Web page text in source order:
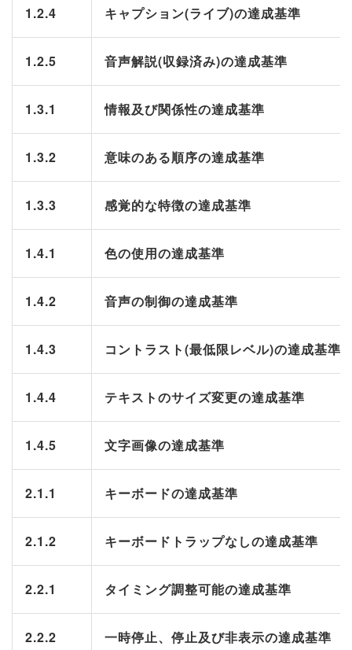
1.2.4 キャプション(ライブ)の達成基準
1.2.5 音声解説(収録済み)の達成基準
1.3.1 情報及び関係性の達成基準
1.3.2 意味のある順序の達成基準
1.3.3 感覚的な特徴の達成基準
1.4.1 色の使用の達成基準
1.4.2 音声の制御の達成基準
1.4.3 コントラスト(最低限レベル)の達成基準
1.4.4 テキストのサイズ変更の達成基準
1.4.5 文字画像の達成基準
2.1.1 キーボードの達成基準
2.1.2 キーボードトラップなしの達成基準
2.2.1 タイミング調整可能の達成基準
2.2.2 一時停止、停止及び非表示の達成基準